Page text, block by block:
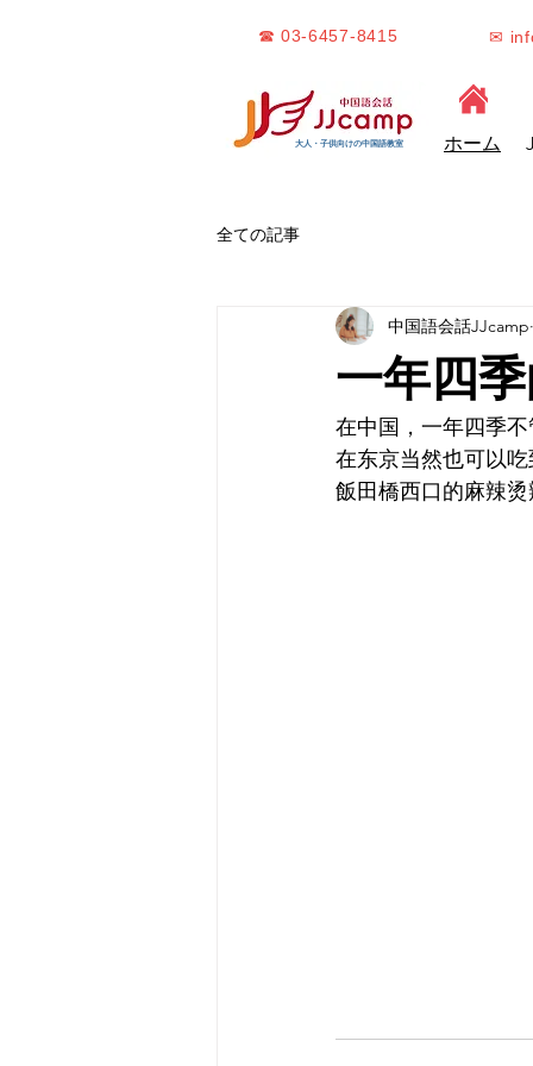
☎ 03-6457-8415 ✉
大人・子供向けの中国語教室 ホーム
全ての記事
一年四
中国語会話JJcamp
在中国，一年四季
在东京当然也可以
飯田橋西口的麻辣